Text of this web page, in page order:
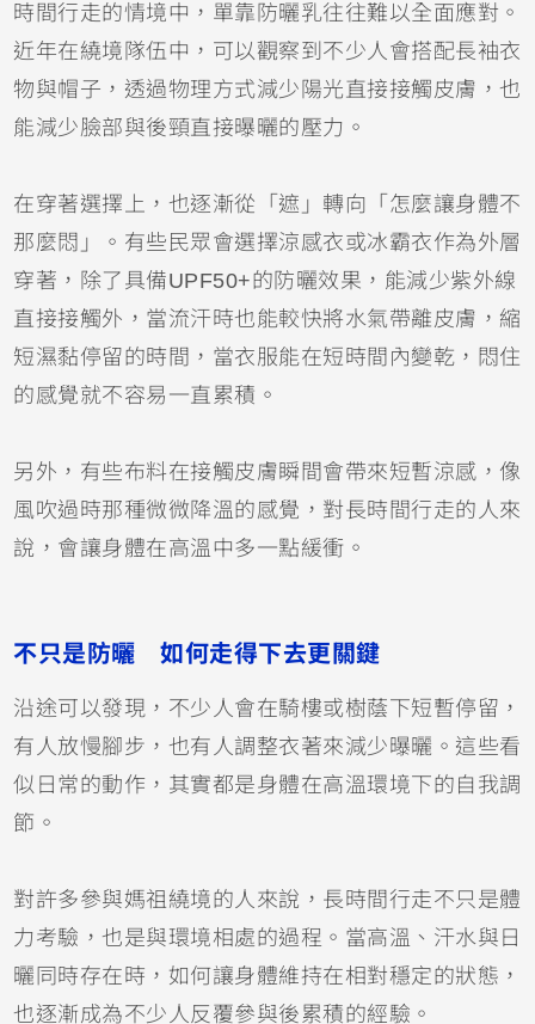
時間行走的情境中，單靠防曬乳往往難以全面應對。
近年在繞境隊伍中，可以觀察到不少人會搭配長袖衣
物與帽子，透過物理方式減少陽光直接接觸皮膚，也
能減少臉部與後頸直接曝曬的壓力。
在穿著選擇上，也逐漸從「遮」轉向「怎麼讓身體不
那麼悶」。有些民眾會選擇涼感衣或冰霸衣作為外層
穿著，除了具備UPF50+的防曬效果，能減少紫外線
直接接觸外，當流汗時也能較快將水氣帶離皮膚，縮
短濕黏停留的時間，當衣服能在短時間內變乾，悶住
的感覺就不容易一直累積。
另外，有些布料在接觸皮膚瞬間會帶來短暫涼感，像
風吹過時那種微微降溫的感覺，對長時間行走的人來
說，會讓身體在高溫中多一點緩衝。
不只是防曬 如何走得下去更關鍵
沿途可以發現，不少人會在騎樓或樹蔭下短暫停留，
有人放慢腳步，也有人調整衣著來減少曝曬。這些看
似日常的動作，其實都是身體在高溫環境下的自我調
節。
對許多參與媽祖繞境的人來說，長時間行走不只是體
力考驗，也是與環境相處的過程。當高溫、汗水與日
曬同時存在時，如何讓身體維持在相對穩定的狀態，
也逐漸成為不少人反覆參與後累積的經驗。